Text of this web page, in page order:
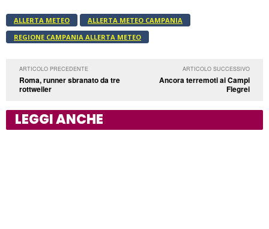
ALLERTA METEO
ALLERTA METEO CAMPANIA
REGIONE CAMPANIA ALLERTA METEO
ARTICOLO PRECEDENTE
Roma, runner sbranato da tre
rottweiler
ARTICOLO SUCCESSIVO
Ancora terremoti ai Campi
Flegrei
LEGGI ANCHE